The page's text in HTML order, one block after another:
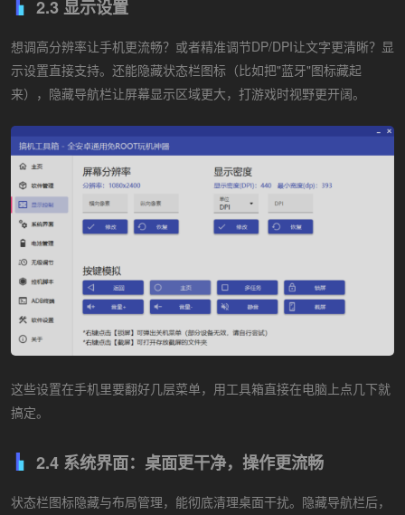
2.3 显示设置
想调高分辨率让手机更流畅？或者精准调节DP/DPI让文字更清晰？显
示设置直接支持。还能隐藏状态栏图标（比如把"蓝牙"图标藏起
来），隐藏导航栏让屏幕显示区域更大，打游戏时视野更开阔。
这些设置在手机里要翻好几层菜单，用工具箱直接在电脑上点几下就
搞定。
2.4 系统界面：桌面更干净，操作更流畅
状态栏图标隐藏与布局管理，能彻底清理桌面干扰。隐藏导航栏后，